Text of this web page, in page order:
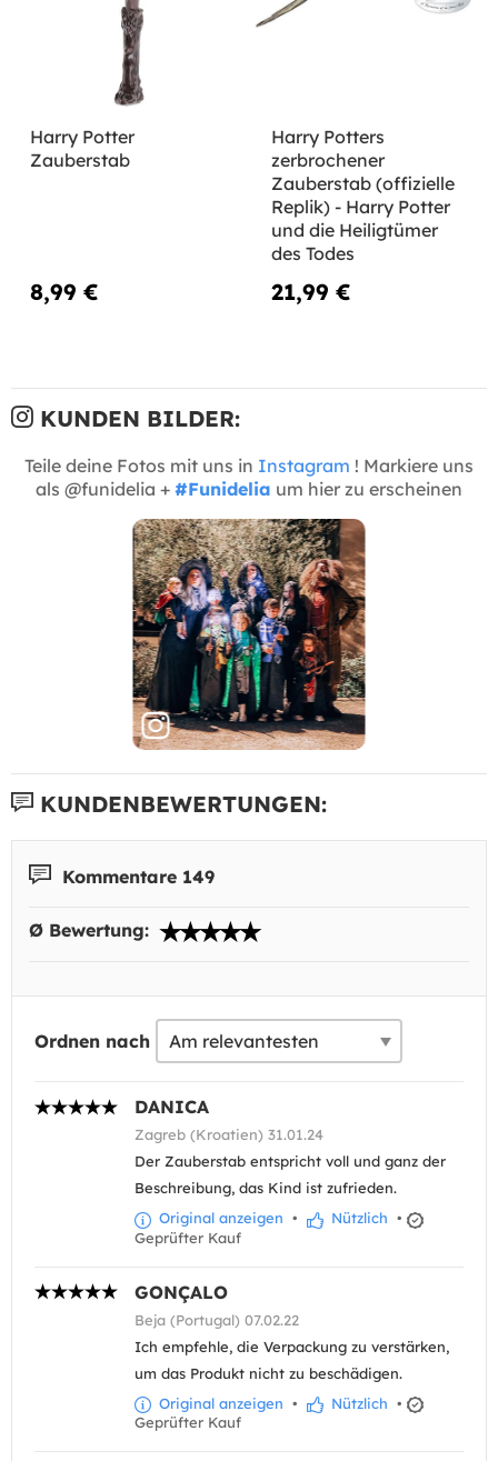
Harry Potter
Zauberstab
8,99 €
Harry Potters
zerbrochener
Zauberstab (offizielle
Replik) - Harry Potter
und die Heiligtümer
des Todes
21,99 €
KUNDEN BILDER:
Teile deine Fotos mit uns in Instagram ! Markiere uns
als @funidelia + #Funidelia um hier zu erscheinen
KUNDENBEWERTUNGEN:
Kommentare 149
Ø Bewertung:
Ordnen nach
DANICA
Zagreb (Kroatien) 31.01.24
Der Zauberstab entspricht voll und ganz der
Beschreibung, das Kind ist zufrieden.
Original anzeigen • Nützlich •
Geprüfter Kauf
GONÇALO
Beja (Portugal) 07.02.22
Ich empfehle, die Verpackung zu verstärken,
um das Produkt nicht zu beschädigen.
Original anzeigen • Nützlich •
Geprüfter Kauf